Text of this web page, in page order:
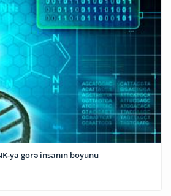
ya görə insanın boyunu